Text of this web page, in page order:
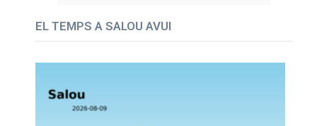
EL TEMPS A SALOU AVUI